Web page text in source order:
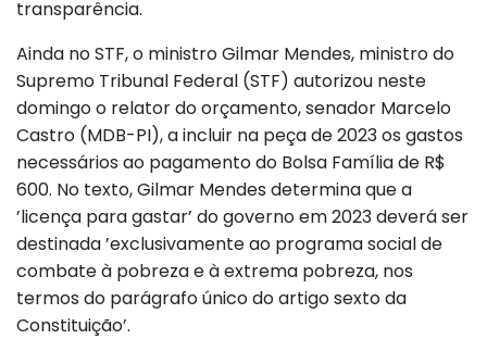
transparência.
Ainda no STF, o ministro Gilmar Mendes, ministro do
Supremo Tribunal Federal (STF) autorizou neste
domingo o relator do orçamento, senador Marcelo
Castro (MDB-PI), a incluir na peça de 2023 os gastos
necessários ao pagamento do Bolsa Família de R$
600. No texto, Gilmar Mendes determina que a
’licença para gastar’ do governo em 2023 deverá ser
destinada ’exclusivamente ao programa social de
combate à pobreza e à extrema pobreza, nos
termos do parágrafo único do artigo sexto da
Constituição’.